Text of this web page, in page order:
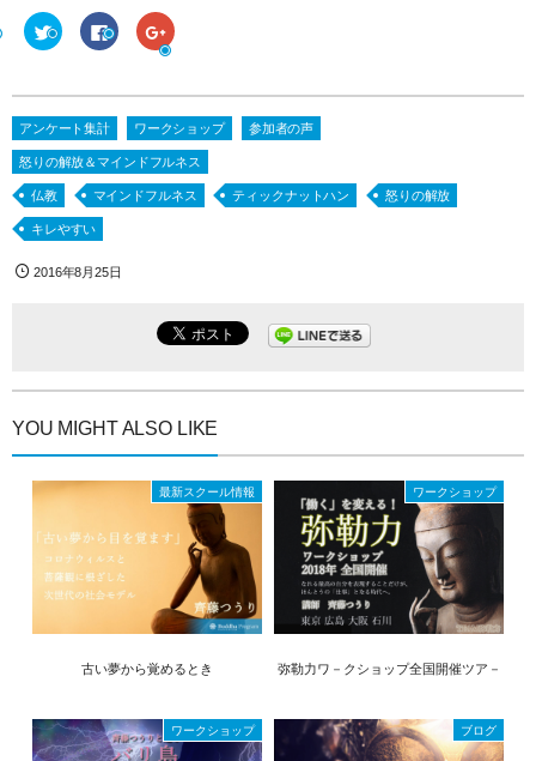
ク
リ
て
T
w
i
t
t
e
r
で
共
有
新
で
ま
)
F
a
o
o
k
で
共
有
す
る
に
ッ
ク
(
い
ィ
ド
開
き
ま
す
)
ク
リ
ッ
て
G
o
o
g
l
e
+
で
ィ
ン
で
ま
)
アンケート集計 ワークショップ 参加者の声
怒りの解放＆マインドフルネス
仏教 マインドフルネス ティックナットハン 怒りの解放
キレやすい
2016年8月25日
YOU MIGHT ALSO LIKE
最新スクール情報
古い夢から覚めるとき
ワークショップ
弥勒力ワ－クショップ全国開催ツア－
ワークショップ ブログ